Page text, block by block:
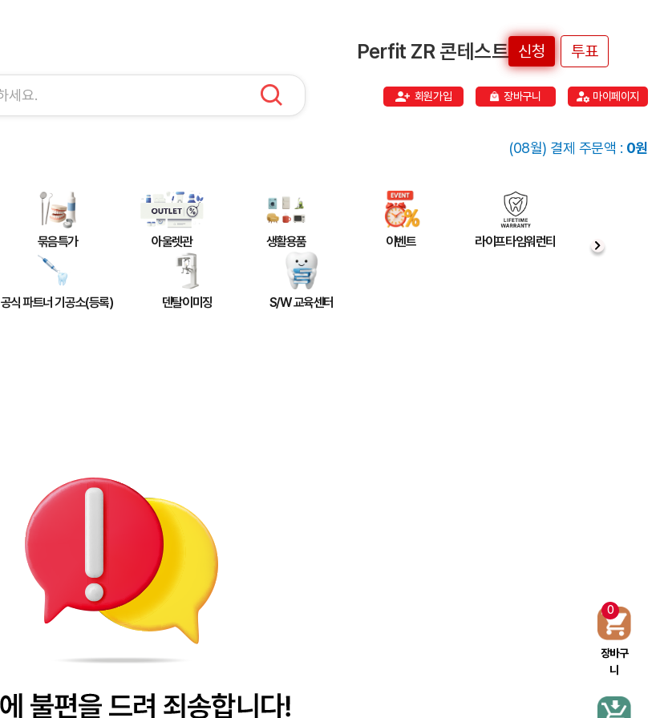
Perfit ZR 콘테스트 신청 투표
회원가입 장바구니 마이페이지
(08월) 결제 주문액 : 0원
묶음특가 아울렛관 생활용품 이벤트 라이프타임워런티
공식 파트너 기공소(등록) 덴탈이미징 S/W 교육센터
0
장바구
니